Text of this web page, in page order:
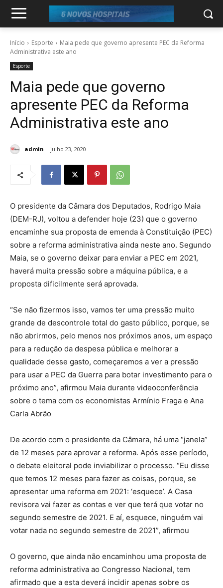
Início Esporte
Maia pede que governo apresente PEC da Reforma
Administrativa este ano
Esporte
Maia pede que governo
apresente PEC da Reforma
Administrativa este ano
admin julho 23, 2020
O presidente da Câmara dos Deputados, Rodrigo Maia
(DEM-RJ), voltou a defender hoje (23) que o governo
encaminhe sua proposta de emenda à Constituição (PEC)
sobre a reforma administrativa ainda neste ano. Segundo
Maia, se o governo deixar para enviar a PEC em 2021,
haverá muita pressão sobre a máquina pública, e a
proposta dificilmente será aprovada.
“Se não fizermos isso, vamos ter uma pressão muito
grande de descontrole total do gasto público, porque, se
não abrirmos, pelo menos nos próximos anos, um espaço
para a redução da despesa pública e melhorar a
qualidade desse gasto, começaremos a ver a pressão
para usar a PEC da Guerra para botar investimento para o
próximo ano”, afirmou Maia durante videoconferência
sobre o tema com os economistas Armínio Fraga e Ana
Carla Abrão
De acordo com o presidente da Câmara, há uma “janela”
de 12 meses para aprovar a reforma. Após esse período,
o debate eleitoral pode inviabilizar o processo. “Eu disse
que temos 12 meses para fazer as coisas, porque, se
apresentar uma reforma em 2021: ‘esquece’. A Casa
revisora vai fazer as contas e ver que terá que votar no
segundo semestre de 2021. E aí, esquece, ninguém vai
votar nada no segundo semestre de 2021”, afirmou
O governo, que ainda não encaminhou uma proposta de
reforma administrativa ao Congresso Nacional, tem
afirmado que a esta deverá incidir apenas sobre os